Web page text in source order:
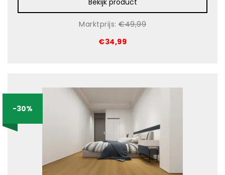
Bekijk product
Marktprijs: €49,99
€34,99
-30%